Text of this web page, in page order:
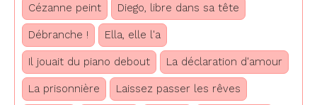
Cézanne peint Diego, libre dans sa tête
Débranche ! Ella, elle l'a
Il jouait du piano debout La déclaration d'amour
La prisonnière Laissez passer les rêves